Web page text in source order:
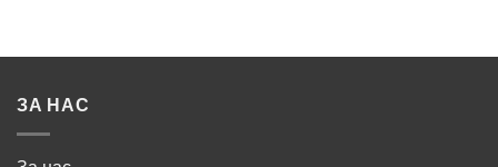
ЗА НАС